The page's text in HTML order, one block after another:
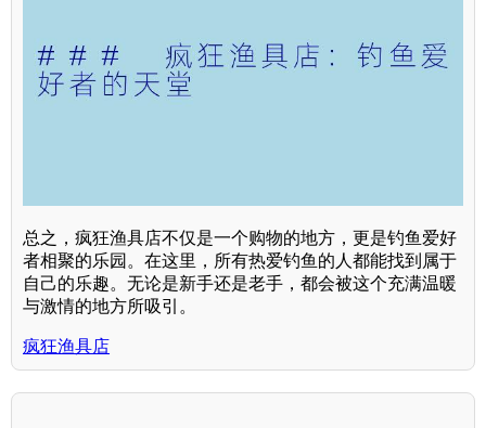
总之，疯狂渔具店不仅是一个购物的地方，更是钓鱼爱好
者相聚的乐园。在这里，所有热爱钓鱼的人都能找到属于
自己的乐趣。无论是新手还是老手，都会被这个充满温暖
与激情的地方所吸引。
疯狂渔具店